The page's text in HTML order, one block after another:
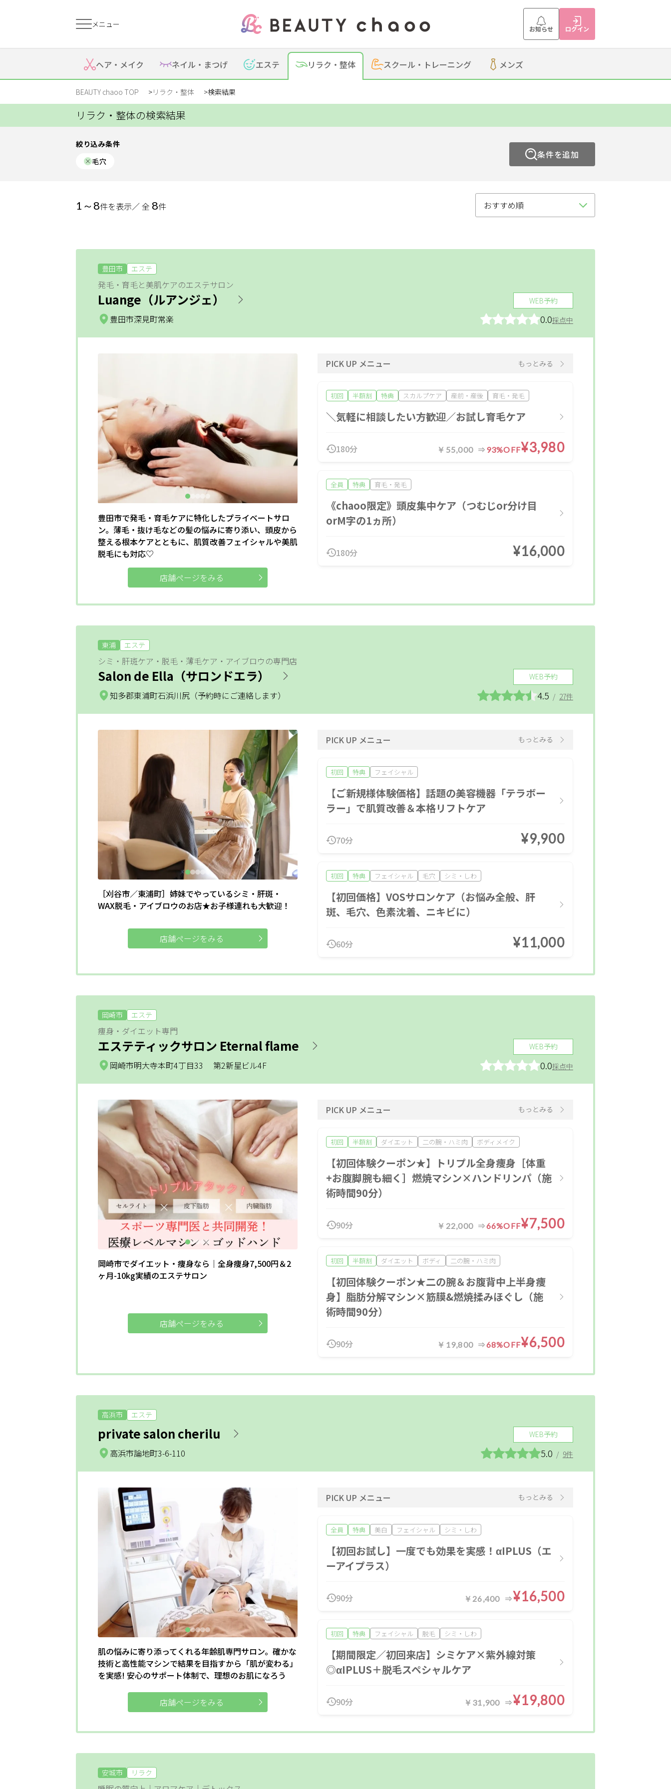
メニュー お知らせ ログイン
すでに会員の方
ログイン
はじめてご利用の方
新規会員登録
スクール・
トレーニング
ランキング
掲載の申込み
閉じる
ヘア・ メイク ネイル・ まつげ エステ リラク・ 整体 スクール・ トレーニング メンズ
BEAUTY chaoo TOP リラク・整体 検索結果
リラク・整体の検索結果
絞り込み条件
毛穴
条件を追加
1～8件を表示／ 全 8件
豊田市 エステ
発毛・育毛と美肌ケアのエステサロン
Luange（ルアンジェ） WEB予約
0.0採点中
豊田市深見町常楽
豊田市で発毛・育毛ケアに特化したプライベートサロ
ン。薄毛・抜け毛などの髪の悩みに寄り添い、頭皮から
整える根本ケアとともに、肌質改善フェイシャルや美肌
脱毛にも対応♡
PICK UP メニュー もっとみる
初回 半額割 特典 スカルプケア 産前・産後 育毛・発毛
＼気軽に相談したい方歓迎／お試し育毛ケア
180分 ￥55,000 93%OFF¥3,980
全員 特典 育毛・発毛
《chaoo限定》頭皮集中ケア（つむじor分け目
orM字の1ヵ所）
180分 ¥16,000
店舗ページをみる
東浦 エステ
シミ・肝斑ケア・脱毛・薄毛ケア・アイブロウの専門店
Salon de Ella（サロンドエラ） WEB予約
4.5 / 27件
知多郡東浦町石浜川尻（予約時にご連絡します）
［刈谷市／東浦町］姉妹でやっているシミ・肝斑・
WAX脱毛・アイブロウのお店★お子様連れも大歓迎！
PICK UP メニュー もっとみる
初回 特典 フェイシャル
【ご新規様体験価格】話題の美容機器「テラボー
ラー」で肌質改善＆本格リフトケア
70分 ¥9,900
初回 特典 フェイシャル 毛穴 シミ・しわ
【初回価格】VOSサロンケア（お悩み全般、肝
斑、毛穴、色素沈着、ニキビに）
60分 ¥11,000
店舗ページをみる
岡崎市 エステ
痩身・ダイエット専門
エステティックサロン Eternal flame WEB予約
0.0採点中
岡崎市明大寺本町4丁目33 第2新星ビル4F
岡崎市でダイエット・痩身なら｜全身痩身7,500円＆2
ヶ月-10kg実績のエステサロン
PICK UP メニュー もっとみる
初回 半額割 ダイエット 二の腕・ハミ肉 ボディメイク
【初回体験クーポン★】トリプル全身痩身［体重
+お腹脚腕も細く］燃焼マシン×ハンドリンパ（施
術時間90分）
90分 ￥22,000 66%OFF¥7,500
初回 半額割 ダイエット ボディ 二の腕・ハミ肉
【初回体験クーポン★二の腕＆お腹背中上半身痩
身】脂肪分解マシン×筋膜&燃焼揉みほぐし（施
術時間90分）
90分 ￥19,800 68%OFF¥6,500
店舗ページをみる
高浜市 エステ
private salon cherilu WEB予約
5.0 / 9件
高浜市論地町3-6-110
肌の悩みに寄り添ってくれる年齢肌専門サロン。確かな
技術と高性能マシンで結果を目指すから「肌が変わる」
を実感! 安心のサポート体制で、理想のお肌になろう
PICK UP メニュー もっとみる
全員 特典 美白 フェイシャル シミ・しわ
【初回お試し】一度でも効果を実感！αIPLUS（エ
ーアイプラス）
90分 ￥26,400 ¥16,500
初回 特典 フェイシャル 脱毛 シミ・しわ
【期間限定／初回来店】シミケア×紫外線対策
◎αIPLUS＋脱毛スペシャルケア
90分 ￥31,900 ¥19,800
店舗ページをみる
安城市 リラク
絞り込み
ジャンル リラク 整体
エリア
碧南・高浜
リラク
メニュー
ダイエット
フェムケア
セルフエステ
シェービング 角質・ピーリング シミ・しわ ハリ・つや
太もも・ヒップ 肩・背中・腰
整体
メニュー
アロマ・リンパ フットケア もみほぐし インナーケア
更年期 温活 姿勢改善 ヘッドケア
足つぼ オールハンド 肩・背中・腰
整体
条件 ポイント利用OK 割引あり
駐車場あり
1人のスタッフが最後まで対応
予約なしOK
フリーワード
閉じる
クリア 絞り込む